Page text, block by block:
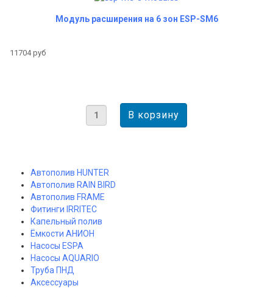
Модуль расширения на 6 зон ESP-SM6
11704 руб
Автополив HUNTER
Автополив RAIN BIRD
Автополив FRAME
Фитинги IRRITEC
Капельный полив
Ёмкости АНИОН
Насосы ESPA
Насосы AQUARIO
Труба ПНД
Аксессуары